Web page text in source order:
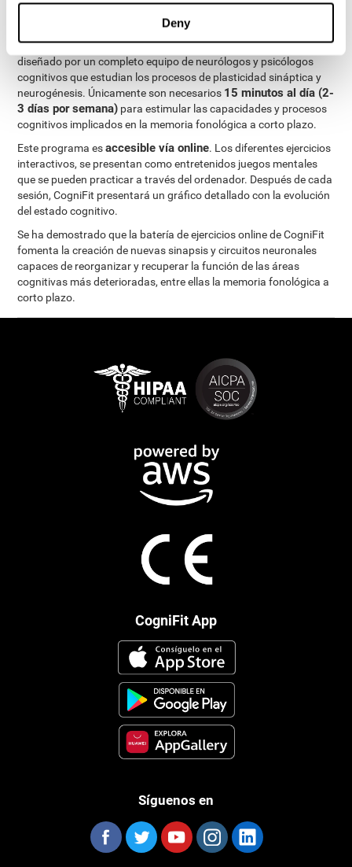
Deny
completo régimen deejercicios cognitivos personalizados
para mejorar la memoria fonológica a corto plazo
El Programa de Evaluacion Neuropsicológica de CogniFit ha sido
diseñado por un completo equipo de neurólogos y psicólogos
cognitivos que estudian los procesos de plasticidad sináptica y
neurogénesis. Únicamente son necesarios 15 minutos al día (2-
3 días por semana) para estimular las capacidades y procesos
cognitivos implicados en la memoria fonológica a corto plazo.
Este programa esaccesible vía online. Los diferentes ejercicios
interactivos, se presentan como entretenidos juegos mentales
que se pueden practicar a través del ordenador. Después de cada
sesión, CogniFit presentará un gráfico detallado con la evolución
del estado cognitivo.
Se ha demostrado que la batería de ejercicios online de CogniFit
fomenta la creación de nuevas sinapsis y circuitos neuronales
capaces de reorganizar y recuperar la función de las áreas
cognitivas más deterioradas, entre ellas la memoria fonológica a
corto plazo.
CogniFit App
Síguenos en